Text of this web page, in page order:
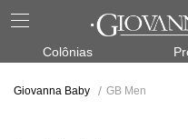
Colônias
Giovanna Baby GB Men